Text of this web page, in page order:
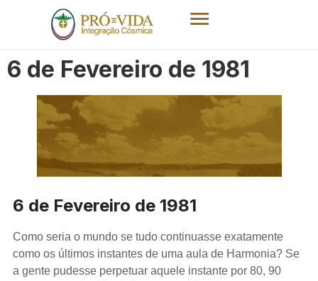
6 de Fevereiro de 1981
6 de Fevereiro de 1981
Como seria o mundo se tudo continuasse exatamente
como os últimos instantes de uma aula de Harmonia? Se
a gente pudesse perpetuar aquele instante por 80, 90